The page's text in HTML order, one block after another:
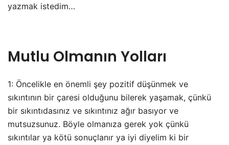
yazmak istedim…
Mutlu Olmanın Yolları
1: Öncelikle en önemli şey pozitif düşünmek ve
sıkıntının bir çaresi olduğunu bilerek yaşamak, çünkü
bir sıkıntıdasınız ve sıkıntınız ağır basıyor ve
mutsuzsunuz. Böyle olmanıza gerek yok çünkü
sıkıntılar ya kötü sonuçlanır ya iyi diyelim ki bir